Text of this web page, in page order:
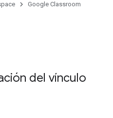
Google Classroom
del vínculo